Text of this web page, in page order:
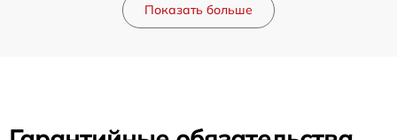
Показать больше